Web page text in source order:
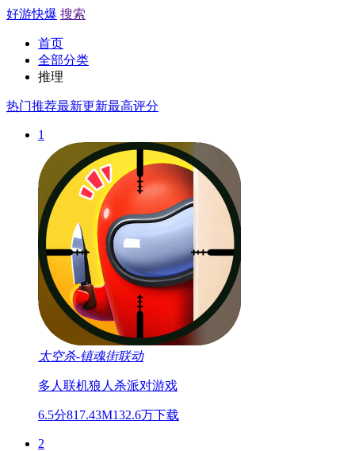
好游快爆 搜索
首页
全部分类
推理
热门推荐最新更新最高评分
1
太空杀-镇魂街联动
多人联机狼人杀派对游戏
6.5分817.43M132.6万下载
2